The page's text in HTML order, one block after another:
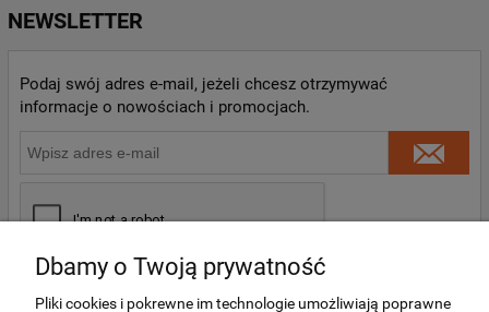
NEWSLETTER
Podaj swój adres e-mail, jeżeli chcesz otrzymywać
informacje o nowościach i promocjach.
Dbamy o Twoją prywatność
Pliki cookies i pokrewne im technologie umożliwiają poprawne